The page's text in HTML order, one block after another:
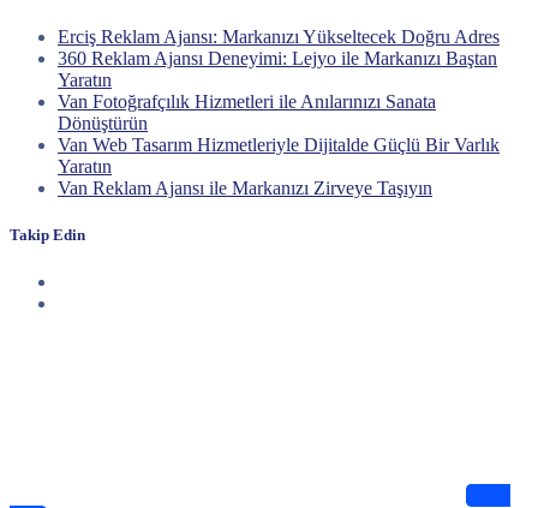
Erciş Reklam Ajansı: Markanızı Yükseltecek Doğru Adres
360 Reklam Ajansı Deneyimi: Lejyo ile Markanızı Baştan
Yaratın
Van Fotoğrafçılık Hizmetleri ile Anılarınızı Sanata
Dönüştürün
Van Web Tasarım Hizmetleriyle Dijitalde Güçlü Bir Varlık
Yaratın
Van Reklam Ajansı ile Markanızı Zirveye Taşıyın
Takip Edin